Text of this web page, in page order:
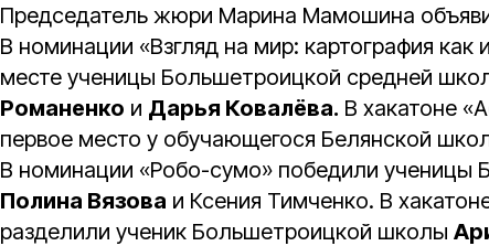
Председатель жюри Марина Мамошина
В номинации «Взгляд на мир: картография как
месте ученицы Большетроицкой средней
Романенко и Дарья Ковалёва. В хакатоне
первое место у обучающегося Белянской
В номинации «Робо-сумо» победили ученицы
Полина Вязова и Ксения Тимченко. В
разделили ученик Большетроицкой школы